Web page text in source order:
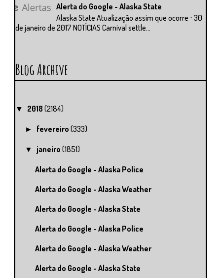
Alerta do Google - Alaska State
Alaska State Atualização assim que ocorre ⋅ 30
de janeiro de 2017 NOTÍCIAS Carnival settle...
Blog Archive
▼ 2018 (2184)
► fevereiro(333)
▼ janeiro(1851)
Alerta do Google - Alaska Police
Alerta do Google - Alaska Weather
Alerta do Google - Alaska State
Alerta do Google - Alaska Police
Alerta do Google - Alaska Weather
Alerta do Google - Alaska State